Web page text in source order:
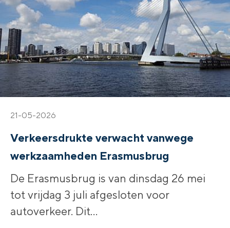
21-05-2026
Verkeersdrukte verwacht vanwege
werkzaamheden Erasmusbrug
De Erasmusbrug is van dinsdag 26 mei
tot vrijdag 3 juli afgesloten voor
autoverkeer. Dit...